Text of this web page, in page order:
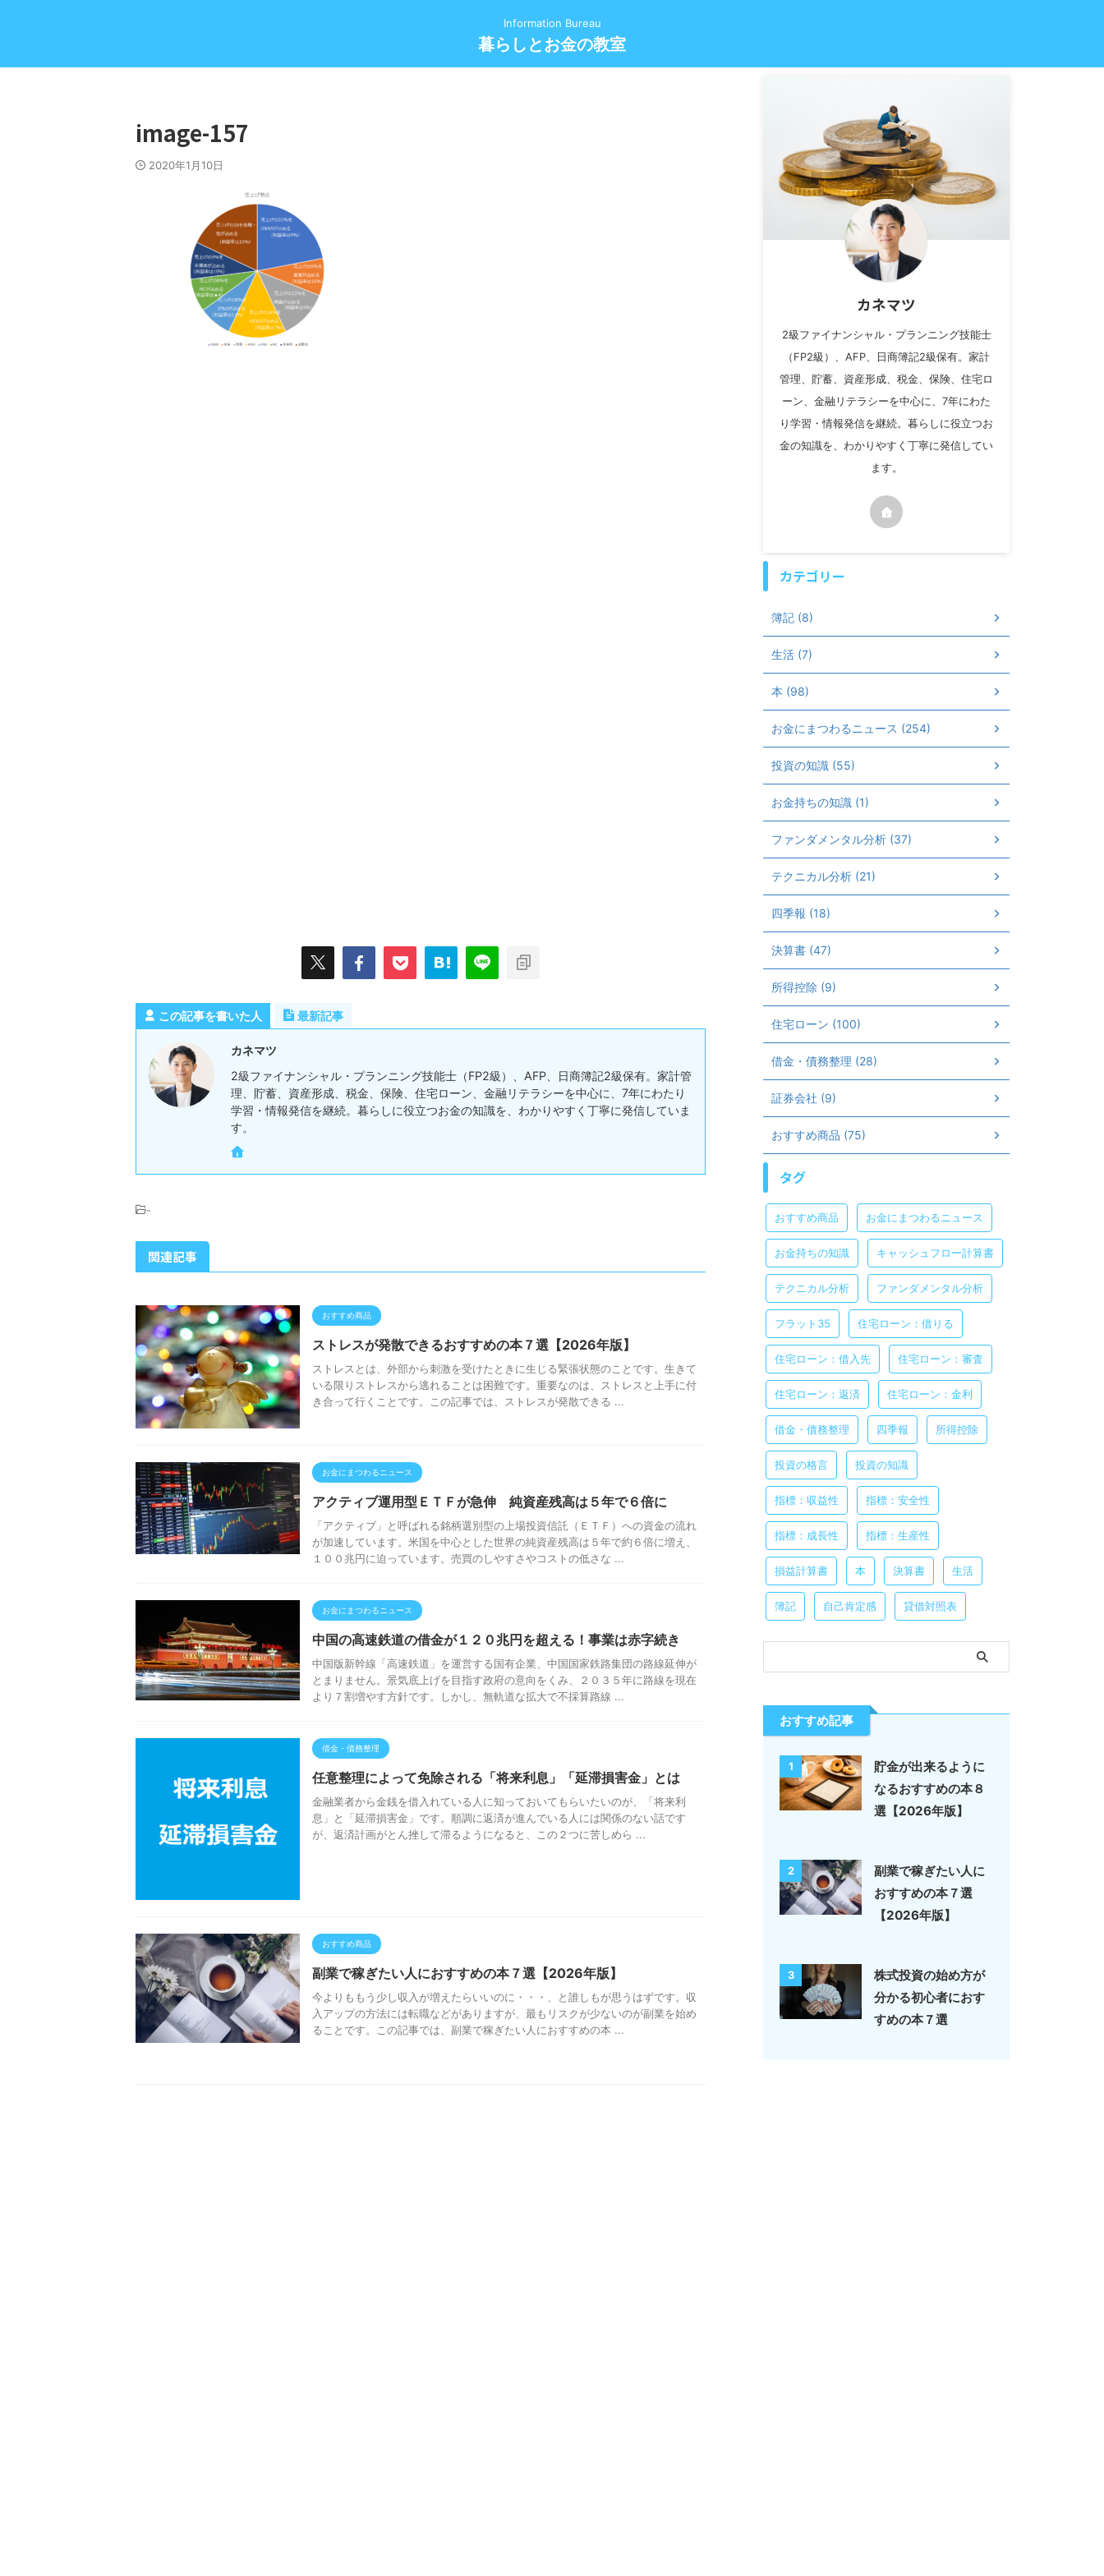
Information Bureau
暮らしとお金の教室
image-157
2020年1月10日
この記事を書いた人 最新記事
カネマツ
2級ファイナンシャル・プランニング技能士（FP2級）、AFP、日商簿記2級保有。家計管
理、貯蓄、資産形成、税金、保険、住宅ローン、金融リテラシーを中心に、7年にわたり
学習・情報発信を継続。暮らしに役立つお金の知識を、わかりやすく丁寧に発信していま
す。
-
関連記事
おすすめ商品
ストレスが発散できるおすすめの本７選【2026年版】
ストレスとは、外部から刺激を受けたときに生じる緊張状態のことです。生きて
いる限りストレスから逃れることは困難です。重要なのは、ストレスと上手に付
き合って行くことです。この記事では、ストレスが発散できる ...
お金にまつわるニュース
アクティブ運用型ＥＴＦが急伸 純資産残高は５年で６倍に
「アクティブ」と呼ばれる銘柄選別型の上場投資信託（ＥＴＦ）への資金の流れ
が加速しています。米国を中心とした世界の純資産残高は５年で約６倍に増え、
１００兆円に迫っています。売買のしやすさやコストの低さな ...
お金にまつわるニュース
中国の高速鉄道の借金が１２０兆円を超える！事業は赤字続き
中国版新幹線「高速鉄道」を運営する国有企業、中国国家鉄路集団の路線延伸が
とまりません。景気底上げを目指す政府の意向をくみ、２０３５年に路線を現在
より７割増やす方針です。しかし、無軌道な拡大で不採算路線 ...
借金・債務整理
任意整理によって免除される「将来利息」「延滞損害金」とは
金融業者から金銭を借入れている人に知っておいてもらいたいのが、「将来利
息」と「延滞損害金」です。順調に返済が進んでいる人には関係のない話です
が、返済計画がとん挫して滞るようになると、この２つに苦しめら ...
おすすめ商品
副業で稼ぎたい人におすすめの本７選【2026年版】
今よりももう少し収入が増えたらいいのに・・・、と誰しもが思うはずです。収
入アップの方法には転職などがありますが、最もリスクが少ないのが副業を始め
ることです。この記事では、副業で稼ぎたい人におすすめの本 ...
カネマツ
2級ファイナンシャル・プランニング技能士
（FP2級）、AFP、日商簿記2級保有。家計
管理、貯蓄、資産形成、税金、保険、住宅ロ
ーン、金融リテラシーを中心に、7年にわた
り学習・情報発信を継続。暮らしに役立つお
金の知識を、わかりやすく丁寧に発信してい
ます。
カテゴリー
簿記 (8)
生活 (7)
本 (98)
お金にまつわるニュース (254)
投資の知識 (55)
お金持ちの知識 (1)
ファンダメンタル分析 (37)
テクニカル分析 (21)
四季報 (18)
決算書 (47)
所得控除 (9)
住宅ローン (100)
借金・債務整理 (28)
証券会社 (9)
おすすめ商品 (75)
タグ
おすすめ商品 お金にまつわるニュース
お金持ちの知識 キャッシュフロー計算書
テクニカル分析 ファンダメンタル分析
フラット35 住宅ローン：借りる
住宅ローン：借入先 住宅ローン：審査
住宅ローン：返済 住宅ローン：金利
借金・債務整理 四季報 所得控除
投資の格言 投資の知識
指標：収益性 指標：安全性
指標：成長性 指標：生産性
損益計算書 本 決算書 生活
簿記 自己肯定感 貸借対照表
おすすめ記事
1
貯金が出来るように
なるおすすめの本８
選【2026年版】
2
副業で稼ぎたい人に
おすすめの本７選
【2026年版】
3
株式投資の始め方が
分かる初心者におす
すめの本７選